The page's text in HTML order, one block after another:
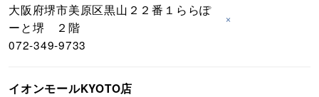
大阪府堺市美原区黒山２２番１ららぽ
ーと堺 ２階
072-349-9733
×
イオンモールKYOTO店